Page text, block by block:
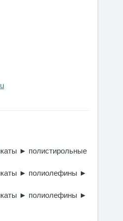
► полистирольные
► полиолефины ►
► полиолефины ►